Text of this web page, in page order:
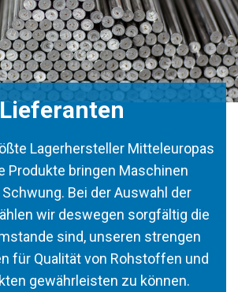
Lagerhersteller Mitteleuropas
Produkte bringen Maschinen
Bei der Auswahl der
wir deswegen sorgfältig die
sind, unseren strengen
für Qualität von Rohstoffen und
gewährleisten zu können.